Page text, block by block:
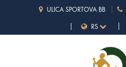
ULICA SPORTOVA BB
RS